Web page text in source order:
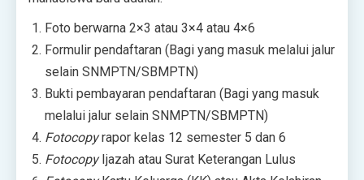
Foto berwarna 2×3 atau 3×4 atau 4×6
Formulir pendaftaran (Bagi yang masuk melalui jalur
selain SNMPTN/SBMPTN)
Bukti pembayaran pendaftaran (Bagi yang masuk
melalui jalur selain SNMPTN/SBMPTN)
Fotocopyrapor kelas 12 semester 5 dan 6
FotocopyIjazah atau Surat Keterangan Lulus